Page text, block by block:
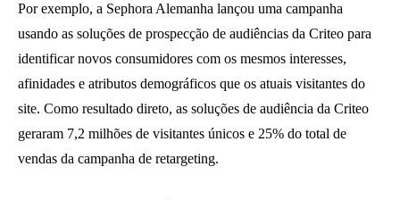
Por exemplo, a Sephora Alemanha lançou uma campanha
usando as soluções de prospecção de audiências da Criteo para
identificar novos consumidores com os mesmos interesses,
afinidades e atributos demográficos que os atuais visitantes do
site. Como resultado direto, as soluções de audiência da Criteo
geraram 7,2 milhões de visitantes únicos e 25% do total de
vendas da campanha de retargeting.